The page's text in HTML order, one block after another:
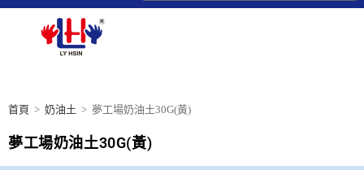
首頁 > 奶油土 > 夢工場奶油土30G(黃)
夢工場奶油土30G(黃)